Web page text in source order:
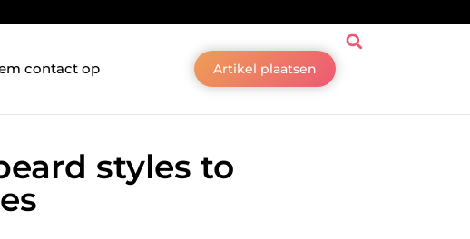
contact op Artikel plaatsen
styles to